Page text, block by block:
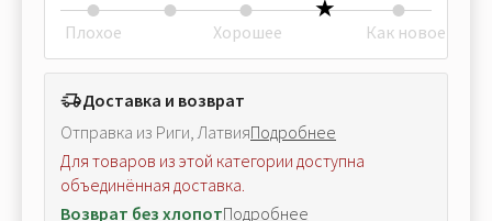
Плохое Хорошее Как новое
Доставка и возврат
Отправка из Риги, ЛатвияПодробнее
Для товаров из этой категории доступна
объединённая доставка.
Возврат без хлопотПодробнее